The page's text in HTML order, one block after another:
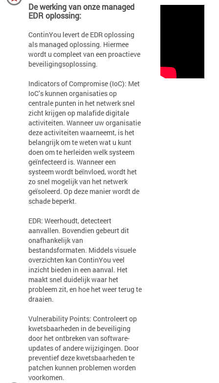
De werking van onze managed
EDR oplossing:
ContinYou levert de EDR oplossing
als managed oplossing. Hiermee
wordt u compleet van een proactieve
beveiligingsoplossing.
Indicators of Compromise (IoC): Met
IoC’s kunnen organisaties op
centrale punten in het netwerk snel
zicht krijgen op malafide digitale
activiteiten. Wanneer uw organisatie
deze activiteiten waarneemt, is het
belangrijk om te weten wat u kunt
doen om te herleiden welk systeem
geïnfecteerd is. Wanneer een
systeem wordt beïnvloed, wordt het
zo snel mogelijk van het netwerk
geïsoleerd. Op deze manier wordt de
schade beperkt.
EDR: Weerhoudt, detecteert
aanvallen. Bovendien gebeurt dit
onafhankelijk van
bestandsformaten. Middels visuele
overzichten kan ContinYou veel
inzicht bieden in een aanval. Het
maakt snel duidelijk waar het
probleem zit, en hoe het weer terug te
draaien.
Vulnerability Points: Controleert op
kwetsbaarheden in de beveiliging
door het ontbreken van software-
updates of andere wijzigingen. Door
preventief deze kwetsbaarheden te
patchen kunnen problemen worden
voorkomen.